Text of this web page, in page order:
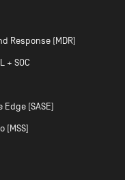
Response (MDR)
+ SOC
(SASE)
[MSS]